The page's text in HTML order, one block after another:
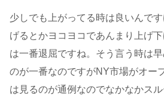
少しでも上がってる時は良いんで
げるとかヨコヨコであんまり上げ
は一番退屈ですね。そう言う時は
のが一番なのですがNY市場がオー
は見るのが通例なのでなかなかス